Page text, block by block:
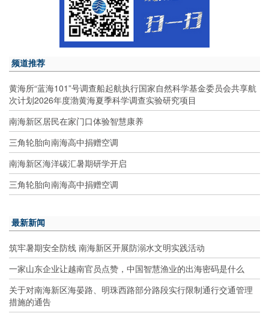
频道推荐
黄海所“蓝海101”号调查船起航执行国家自然科学基金委员会共享航
次计划2026年度渤黄海夏季科学调查实验研究项目
南海新区居民在家门口体验智慧康养
三角轮胎向南海高中捐赠空调
南海新区海洋碳汇暑期研学开启
三角轮胎向南海高中捐赠空调
最新新闻
筑牢暑期安全防线 南海新区开展防溺水文明实践活动
一家山东企业让越南官员点赞，中国智慧渔业的出海密码是什么
关于对南海新区海晏路、明珠西路部分路段实行限制通行交通管理
措施的通告